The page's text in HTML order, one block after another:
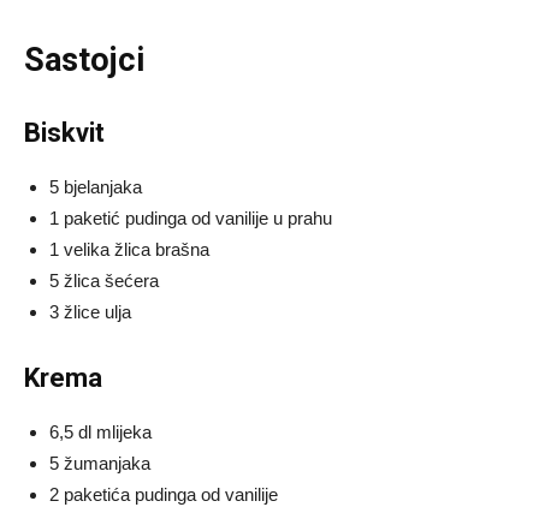
Sastojci
Biskvit
5 bjelanjaka
1 paketić pudinga od vanilije u prahu
1 velika žlica brašna
5 žlica šećera
3 žlice ulja
Krema
6,5 dl mlijeka
5 žumanjaka
2 paketića pudinga od vanilije